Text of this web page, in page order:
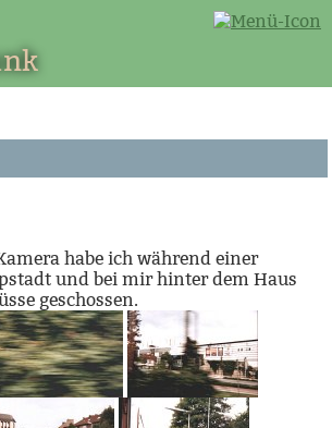
habe ich während einer
und bei mir hinter dem Haus
geschossen.